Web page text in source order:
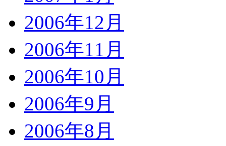
2006年12月
2006年11月
2006年10月
2006年9月
2006年8月